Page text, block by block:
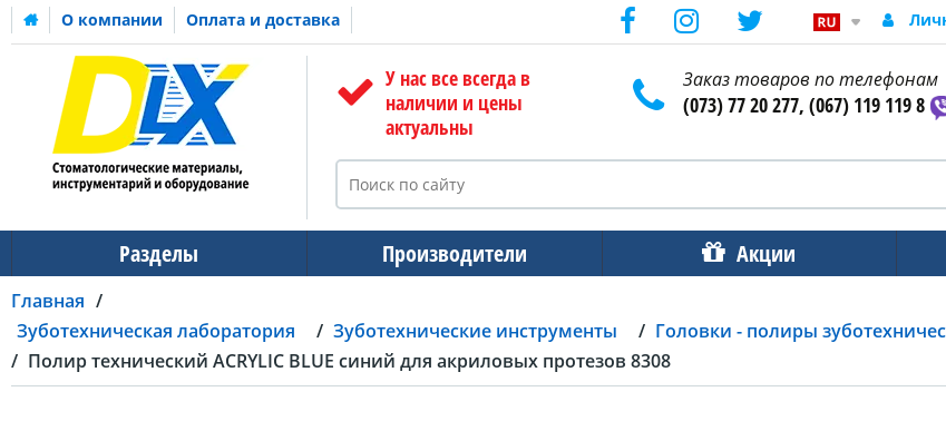
О компании Оплата и доставка
У нас все всегда в
наличии и цены
актуальны
Заказ товаров по телефонам
(073) 77 20 277, (067) 119 119 8
Разделы Производители Акции
Главная
Зуботехническая лаборатория
Зуботехнические инструменты
Головки - полиры
Полир технический ACRYLIC BLUE синий для акриловых протезов 8308